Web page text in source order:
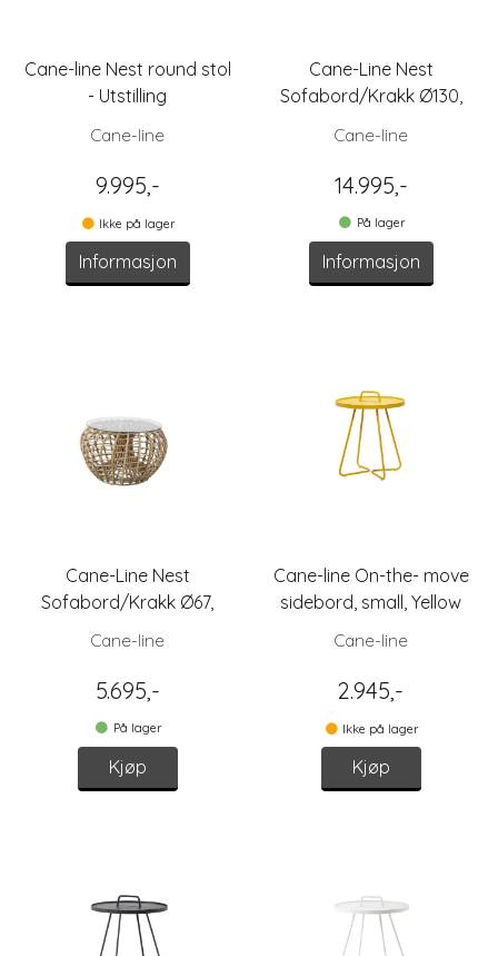
Cane-line Nest round stol
- Utstilling
Cane-line
9.995,-
Ikke på lager
Informasjon
Cane-Line Nest
Sofabord/Krakk Ø130,
Cane-line
14.995,-
På lager
Informasjon
Cane-Line Nest
Sofabord/Krakk Ø67,
Cane-line
5.695,-
På lager
Kjøp
Cane-line On-the- move
sidebord, small, Yellow
Cane-line
2.945,-
Ikke på lager
Kjøp